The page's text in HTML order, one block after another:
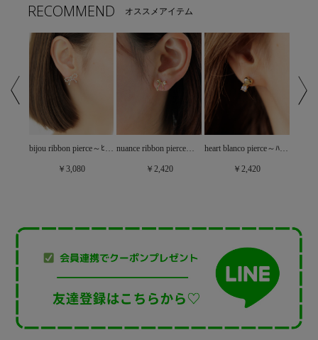
RECOMMEND オススメアイテム
￥3,080 ￥2,420
heart blanco pierce～ﾊｰﾄﾌﾞﾗﾝｺﾋﾟｱｽ
￥2,420